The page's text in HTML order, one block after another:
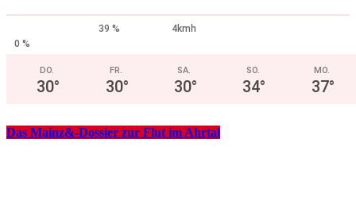
39 %
4kmh
0 %
DO.
30°
FR.
30°
SA.
30°
SO.
34°
MO.
37°
Das Mainz&-Dossier zur Flut im Ahrtal